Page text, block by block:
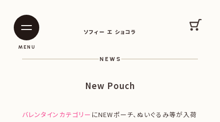
ソフィー エ ショコラ
MENU
カー
NEWS
New Pouch
バレンタインカテゴリー にNEWポーチ、ぬいぐるみ等が入荷